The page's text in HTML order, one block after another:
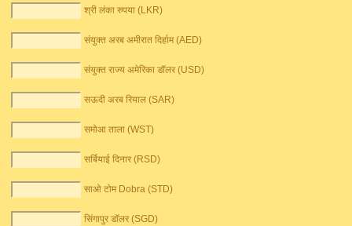
श्री लंका रुपया (LKR)
संयुक्त अरब अमीरात दिर्हाम (AED)
संयुक्त राज्य अमेरिका डॉलर (USD)
सऊदी अरब रियाल (SAR)
समोआ ताला (WST)
सर्बियाई दिनार (RSD)
साओ टोम Dobra (STD)
सिंगापुर डॉलर (SGD)